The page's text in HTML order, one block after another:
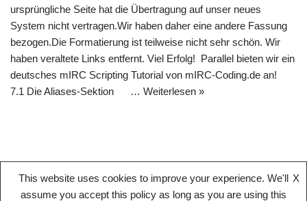
ursprüngliche Seite hat die Übertragung auf unser neues
System nicht vertragen.Wir haben daher eine andere Fassung
bezogen.Die Formatierung ist teilweise nicht sehr schön. Wir
haben veraltete Links entfernt. Viel Erfolg! Parallel bieten wir ein
deutsches mIRC Scripting Tutorial von mIRC-Coding.de an!
7.1 Die Aliases-Sektion … Weiterlesen »
This website uses cookies to improve your experience. We'll
assume you accept this policy as long as you are using this
X